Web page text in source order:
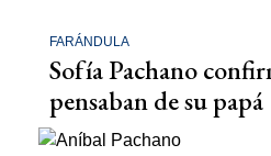
FARÁNDULA
Sofía Pachano
pensaban de su papá